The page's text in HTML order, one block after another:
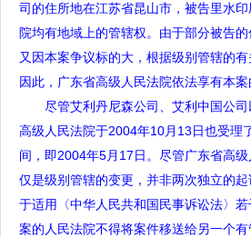
司的住所地在江苏省昆山市，被告里水
院均有地域上的管辖权。由于部分被告
又因本案争议标的大，根据级别管辖的
因此，广东省高级人民法院依法享有本案
尽管艾利丹尼森公司、艾利中国公司
高级人民法院于2004年10月 13日也受理
间，即2004年5月 17日。尽管广东省高
仅是级别管辖的变更，并非两次独立的
于适用〈中华人民共和国民事诉讼法〉
案的人民法院不得将案件移送给另一个